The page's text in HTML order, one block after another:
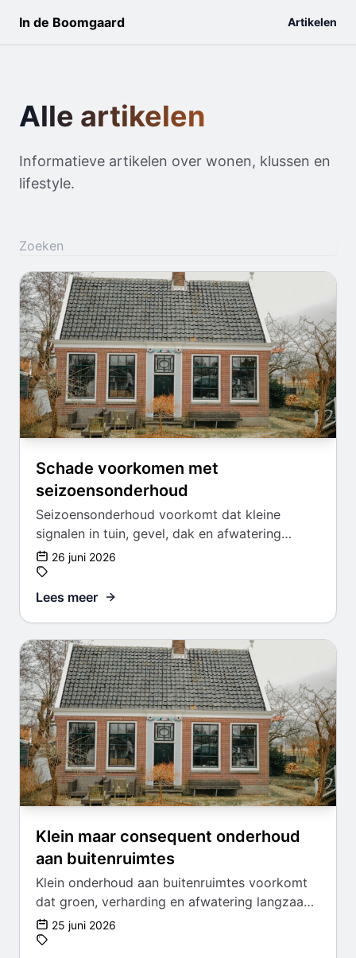
In de Boomgaard Artikelen
Alle artikelen
Informatieve artikelen over wonen, klussen en
lifestyle.
Schade voorkomen met
seizoensonderhoud
Seizoensonderhoud voorkomt dat kleine
signalen in tuin, gevel, dak en afwatering
uitgroeien tot schade.
26 juni 2026
Lees meer
Klein maar consequent onderhoud
aan buitenruimtes
Klein onderhoud aan buitenruimtes voorkomt
dat groen, verharding en afwatering langzaam
uit balans raken.
25 juni 2026